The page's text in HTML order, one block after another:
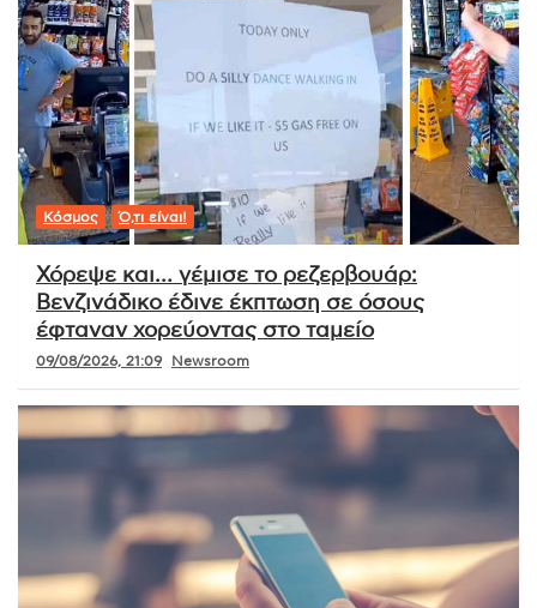
Κόσμος Ό,τι είναι!
Χόρεψε και… γέμισε το ρεζερβουάρ:
Βενζινάδικο έδινε έκπτωση σε όσους
έφταναν χορεύοντας στο ταμείο
09/08/2026, 21:09 Newsroom